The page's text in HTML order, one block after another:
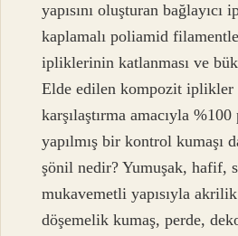
yapısını oluşturan bağlayıcı
kaplamalı poliamid
ipliklerinin katlanması ve
Elde edilen kompozit iplikler
karşılaştırma amacıyla
yapılmış bir kontrol kumaşı
şönil nedir? Yumuşak, hafif,
mukavemetli yapısıyla
döşemelik kumaş, perde,